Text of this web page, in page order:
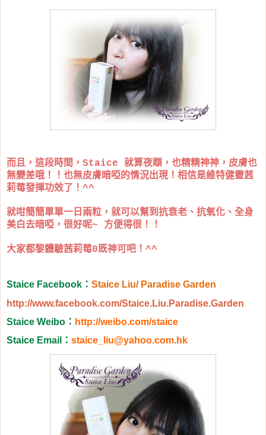
而且，這段時間，Staice 就算夜瞓，也精精神神，皮膚也
無變差哦！！也無皮膚暗啞的情況出現！相信是維特健靈茜
莉莓發揮功效了！^^
就咁簡簡單單一日兩粒，就可以幫到抗衰老、抗氧化、全身
美白去暗啞，很好呢~ 方便得很！！
大家都黎體驗茜莉莓0既神可吧！^^
Staice Facebook ： Staice Liu/ Paradise Garden
http://www.facebook.com/Staice.Liu.Paradise.Garden
Staice Weibo ： http://weibo.com/staice
Staice Email ： staice_liu@yahoo.com.hk